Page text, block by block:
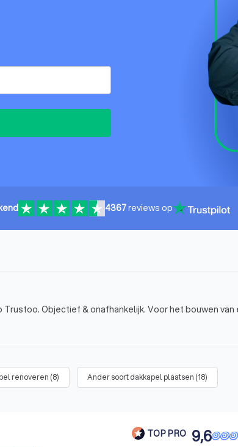
4367reviews op
Objectief & onafhankelijk. Voor het bouwen van
renoveren (8) Ander soort dakkapel plaatsen (18)
TOP PRO 9,6